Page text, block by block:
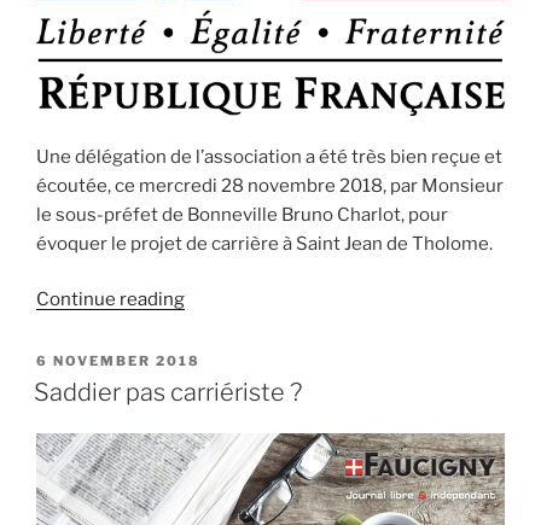
Une délégation de l’association a été très bien reçue et
écoutée, ce mercredi 28 novembre 2018, par Monsieur
le sous-préfet de Bonneville Bruno Charlot, pour
évoquer le projet de carrière à Saint Jean de Tholome.
Continue reading“Une
avec
le
préfet”
POSTED
ON
6 NOVEMBER 2018
Saddier pas carriériste ?